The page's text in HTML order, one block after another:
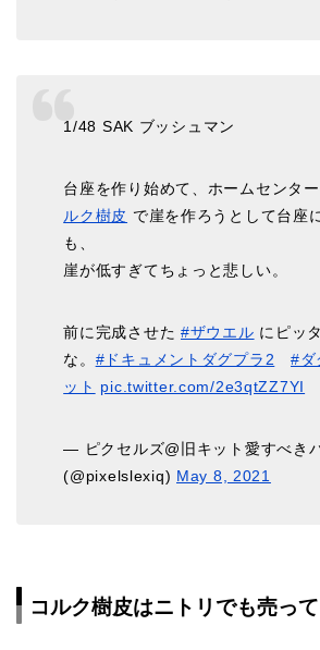
1/48 SAK ブッシュマン
台座を作り始めて、ホームセンタ
ルク樹皮 で崖を作ろうとして台座
も、
崖が低すぎてちょっと悲しい。
前に完成させた #ザウエル にピッ
な。 #ドキュメントダグプラ2 #ダ
ット pic.twitter.com/2e3qtZZ7YI
— ピクセルズ@旧キット愛すべき
(@pixelslexiq) May 8, 2021
コルク樹皮はニトリでも売って